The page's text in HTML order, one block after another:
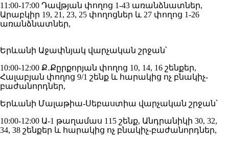
11:00-17:00 Դավթյան փողոց 1-43 առանձնատներ,
Արաբկիր 19, 21, 23, 25 փողոցներ և 27 փողոց 1-26
առանձնատներ,
Երևանի Աջափնյակ վարչական շրջան՝
10:00-12:00 Ք․Քըրքորյան փողոց 10, 14, 16 շենքեր,
Հալաբյան փողոց 9/1 շենք և հարակից ոչ բնակիչ-
բաժանորդներ,
Երևանի Մալաթիա-Սեբաստիա վարչական շրջան՝
10:00-12:00 Ա-1 թաղամաս 115 շենք, Անդրանիկի 30, 32,
34, 38 շենքեր և հարակից ոչ բնակիչ-բաժանորդներ,